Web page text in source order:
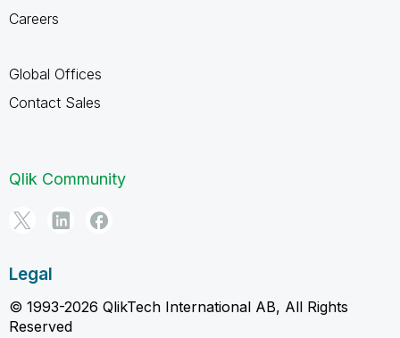
Careers
Global Offices
Contact Sales
Qlik Community
Legal
© 1993-2026 QlikTech International AB, All Rights
Reserved